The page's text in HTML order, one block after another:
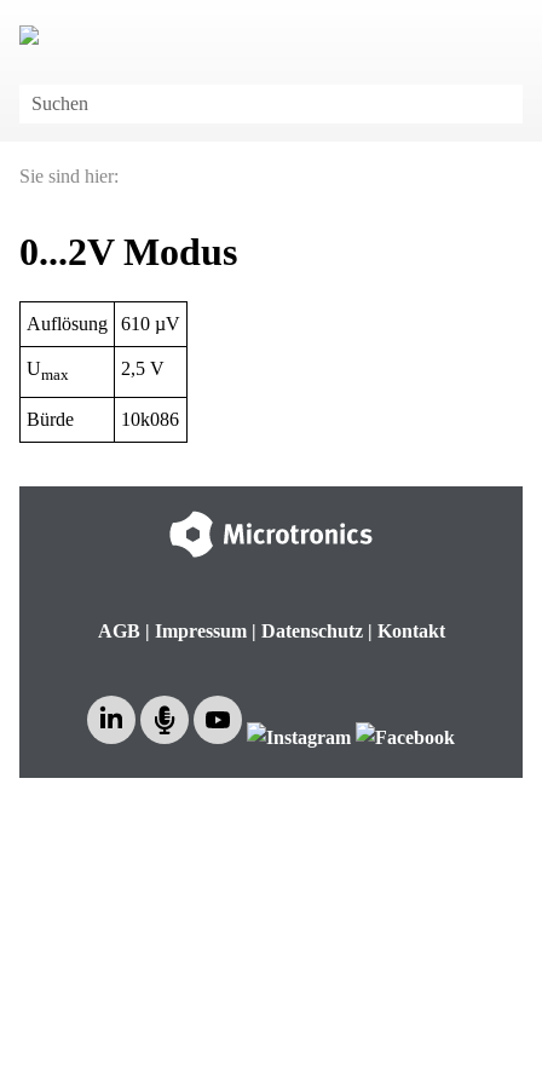
Sie sind hier:
0...2V Modus
Auflösung 610 µV
Umax 2,5 V
Bürde 10k086
AGB| Impressum| Datenschutz| Kontakt